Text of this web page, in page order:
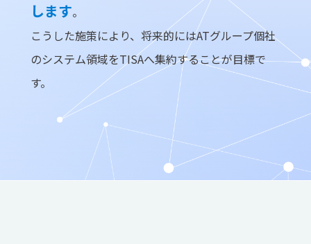
します。
こうした施策により、将来的にはATグループ個社
のシステム領域をTISAへ集約することが目標で
す。